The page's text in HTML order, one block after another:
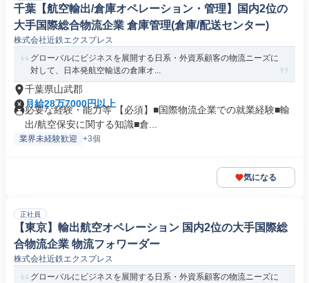
千葉【航空輸出/倉庫オペレーション・管理】国内2位の
大手国際総合物流企業 倉庫管理(倉庫/配送センター)
株式会社近鉄エクスプレス
グローバルにビジネスを展開する日系・外資系顧客の物流ニーズに
対して、日本発航空輸送の倉庫オ...
千葉県山武郡
月給28万7000円以上
必要な経験・能力等 【必須】■国際物流企業での就業経験■輸
出/航空保安に関する知識■倉...
業界未経験歓迎 +3個
気になる
正社員
【東京】輸出航空オペレーション 国内2位の大手国際総
合物流企業 物流フォワーダー
株式会社近鉄エクスプレス
グローバルにビジネスを展開する日系・外資系顧客の物流ニーズに